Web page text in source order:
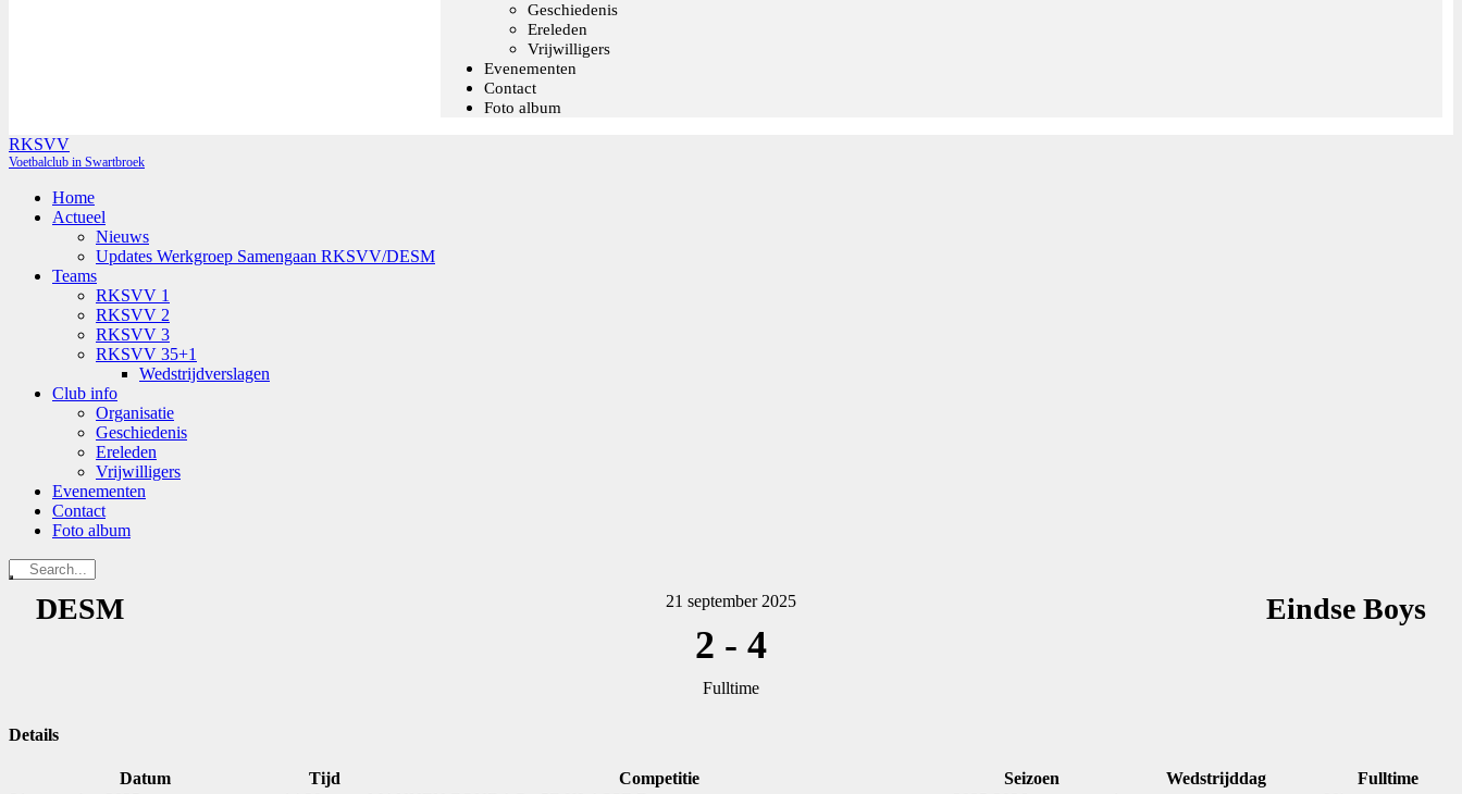
Geschiedenis
Ereleden
Vrijwilligers
Evenementen
Contact
Foto album
RKSVV
Voetbalclub in Swartbroek
Home
Actueel
Nieuws
Updates Werkgroep Samengaan RKSVV/DESM
Teams
RKSVV 1
RKSVV 2
RKSVV 3
RKSVV 35+1
Wedstrijdverslagen
Club info
Organisatie
Geschiedenis
Ereleden
Vrijwilligers
Evenementen
Contact
Foto album
DESM Eindse Boys
21 september 2025
2 - 4
Fulltime
Details
Datum Tijd Competitie Seizoen Wedstrijddag
Fulltime